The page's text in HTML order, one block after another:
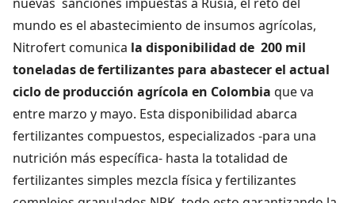
mundo es el abastecimiento de insumos agrícolas,
Nitrofert comunica la disponibilidad de 200 mil
toneladas de fertilizantes para abastecer el actual
ciclo de producción agrícola en Colombia que va
entre marzo y mayo. Esta disponibilidad abarca
fertilizantes compuestos, especializados -para una
nutrición más específica- hasta la totalidad de
fertilizantes simples mezcla física y fertilizantes